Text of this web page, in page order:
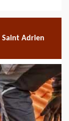
Adrien